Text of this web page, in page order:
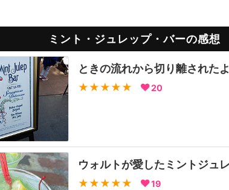
ミント・ジュレップ・バーの感想
ときの流れから切り離された
★★★★★ 20
ウォルトが愛したミントジュ
★★★★★ 19